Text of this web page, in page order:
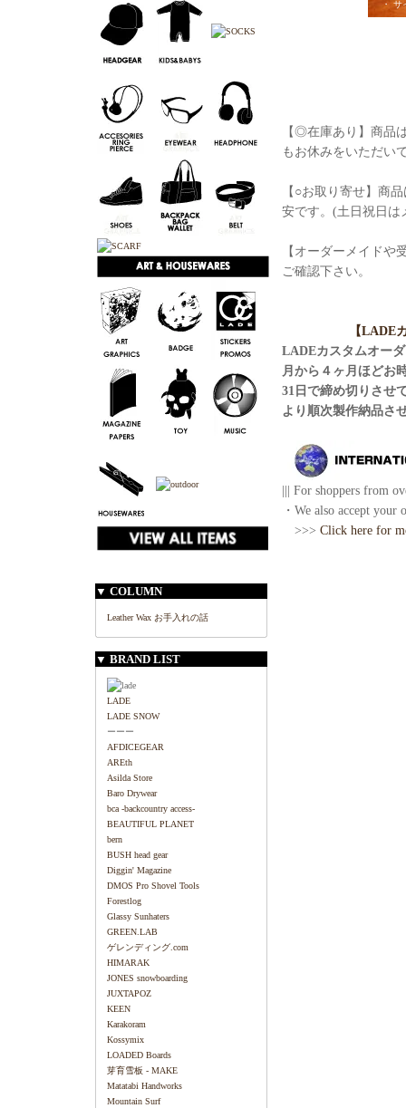
▼ COLUMN
Leather Wax お手入れの話
▼ BRAND LIST
LADE
LADE SNOW
ーーー
AFDICEGEAR
AREth
Asilda Store
Baro Drywear
bca -backcountry access-
BEAUTIFUL PLANET
bern
BUSH head gear
Diggin' Magazine
DMOS Pro Shovel Tools
Forestlog
Glassy Sunhaters
GREEN.LAB
ゲレンディング.com
HIMARAK
JONES snowboarding
JUXTAPOZ
KEEN
Karakoram
Kossymix
LOADED Boards
芽育雪板 - MAKE
Matatabi Handworks
Mountain Surf
・ サ
【◎在庫あり】商品
もお休みをいただい
【○お取り寄せ】商
安です。(土日祝日は
【オーダーメイド
ご確認下さい。
【LADE
LADEカスタムオー
月から４ヶ月ほどお
31日で締め切りさせ
より順次製作納品さ
||| For shoppers from
・We also accept your
>>> Click here for